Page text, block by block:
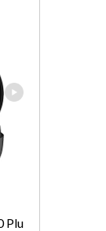
Plu